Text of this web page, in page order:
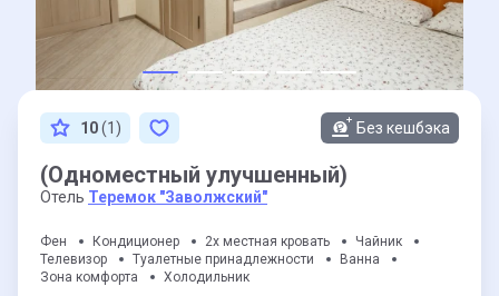
10(1) Без кешбэка
(Одноместный улучшенный)
Отель Теремок "Заволжский"
Фен Кондиционер 2х местная кровать
Чайник
Телевизор
Туалетные принадлежности
Ванна
Зона комфорта
Холодильник